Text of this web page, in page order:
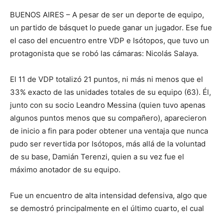
BUENOS AIRES – A pesar de ser un deporte de equipo,
un partido de básquet lo puede ganar un jugador. Ese fue
el caso del encuentro entre VDP e Isótopos, que tuvo un
protagonista que se robó las cámaras: Nicolás Salaya.
El 11 de VDP totalizó 21 puntos, ni más ni menos que el
33% exacto de las unidades totales de su equipo (63). Él,
junto con su socio Leandro Messina (quien tuvo apenas
algunos puntos menos que su compañero), aparecieron
de inicio a fin para poder obtener una ventaja que nunca
pudo ser revertida por Isótopos, más allá de la voluntad
de su base, Damián Terenzi, quien a su vez fue el
máximo anotador de su equipo.
Fue un encuentro de alta intensidad defensiva, algo que
se demostró principalmente en el último cuarto, el cual